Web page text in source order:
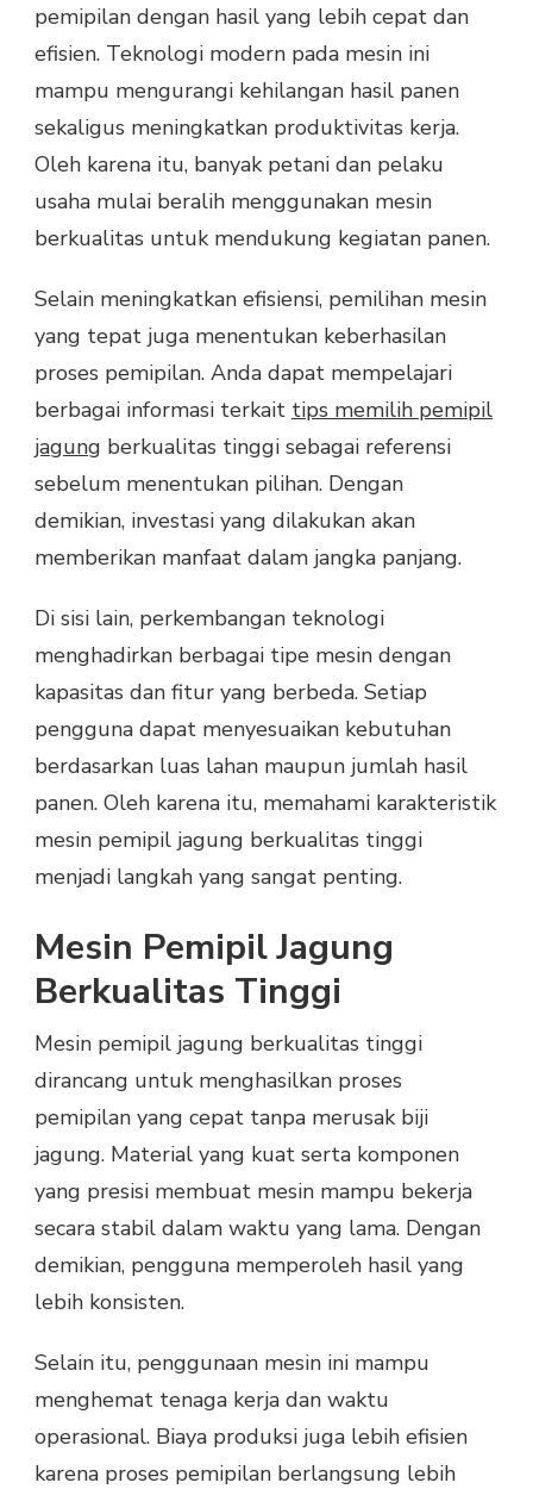
UNTUK
HASIL
pemipilan dengan hasil yang lebih cepat dan
efisien. Teknologi modern pada mesin ini
mampu mengurangi kehilangan hasil panen
sekaligus meningkatkan produktivitas kerja.
Oleh karena itu, banyak petani dan pelaku
usaha mulai beralih menggunakan mesin
berkualitas untuk mendukung kegiatan panen.
Selain meningkatkan efisiensi, pemilihan mesin
yang tepat juga menentukan keberhasilan
proses pemipilan. Anda dapat mempelajari
berbagai informasi terkait tips memilih pemipil
jagung berkualitas tinggi sebagai referensi
sebelum menentukan pilihan. Dengan
demikian, investasi yang dilakukan akan
memberikan manfaat dalam jangka panjang.
Di sisi lain, perkembangan teknologi
menghadirkan berbagai tipe mesin dengan
kapasitas dan fitur yang berbeda. Setiap
pengguna dapat menyesuaikan kebutuhan
berdasarkan luas lahan maupun jumlah hasil
panen. Oleh karena itu, memahami karakteristik
mesin pemipil jagung berkualitas tinggi
menjadi langkah yang sangat penting.
Mesin Pemipil Jagung
Berkualitas Tinggi
Mesin pemipil jagung berkualitas tinggi
dirancang untuk menghasilkan proses
pemipilan yang cepat tanpa merusak biji
jagung. Material yang kuat serta komponen
yang presisi membuat mesin mampu bekerja
secara stabil dalam waktu yang lama. Dengan
demikian, pengguna memperoleh hasil yang
lebih konsisten.
Selain itu, penggunaan mesin ini mampu
menghemat tenaga kerja dan waktu
operasional. Biaya produksi juga lebih efisien
karena proses pemipilan berlangsung lebih